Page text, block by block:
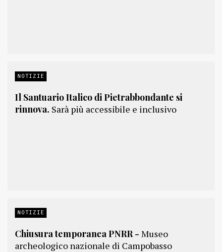
NOTIZIE
Il Santuario Italico di Pietrabbondante si
rinnova. Sarà più accessibile e inclusivo
NOTIZIE
Chiusura temporanea PNRR - Museo
archeologico nazionale di Campobasso